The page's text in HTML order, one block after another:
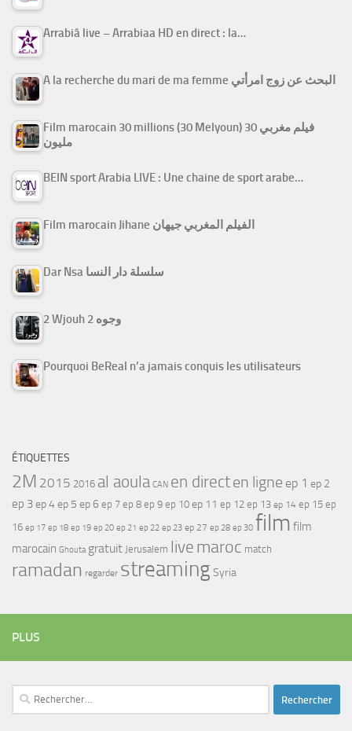
Arrabiâ live – Arrabiaa HD en direct : la…
A la recherche du mari de ma femme البحث عن زوج امرأتي
Film marocain 30 millions (30 Melyoun) فيلم مغربي 30
مليون
BEIN sport Arabia LIVE : Une chaine de sport arabe…
Film marocain Jihane الفيلم المغربي جيهان
Dar Nsa سلسلة دار النسا
2 Wjouh 2 وجوه
Pourquoi BeReal n’a jamais conquis les utilisateurs
ÉTIQUETTES
2M 2015 2016 al aoula CAN en directen ligne ep 1 ep 2
ep 3ep 4ep 5 ep 6 ep 7 ep 8 ep 9 ep 10 ep 11 ep 12 ep 13 ep 14 ep 15 ep
16 ep 17 ep 18 ep 19 ep 20 ep 21 ep 22 ep 23 ep 27 ep 28 ep 30 film film
marocain Ghouta gratuit Jerusalem live maroc match
ramadan regarder streamingSyria
PLUS
Rechercher :